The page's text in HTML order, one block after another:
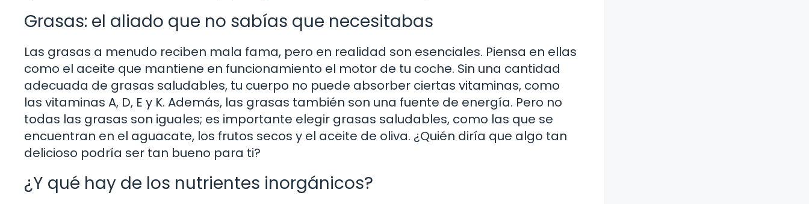
Grasas: el aliado que no sabías que necesitabas
Las grasas a menudo reciben mala fama, pero en realidad son esenciales. Piensa en ellas
como el aceite que mantiene en funcionamiento el motor de tu coche. Sin una cantidad
adecuada de grasas saludables, tu cuerpo no puede absorber ciertas vitaminas, como
las vitaminas A, D, E y K. Además, las grasas también son una fuente de energía. Pero no
todas las grasas son iguales; es importante elegir grasas saludables, como las que se
encuentran en el aguacate, los frutos secos y el aceite de oliva. ¿Quién diría que algo tan
delicioso podría ser tan bueno para ti?
¿Y qué hay de los nutrientes inorgánicos?